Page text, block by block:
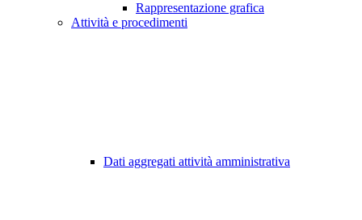
Rappresentazione grafica
Attività e procedimenti
Dati aggregati attività amministrativa